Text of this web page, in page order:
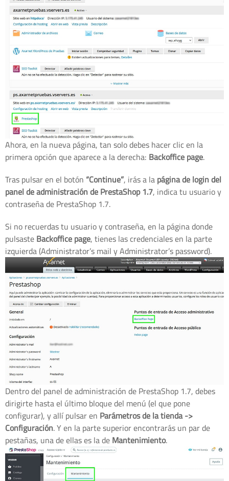
Ahora, en la nueva página, tan solo debes hacer clic en la
primera opción que aparece a la derecha: Backoffice page.
Tras pulsar en el botón “Continue”, irás a lapágina de login del
panel de administración de PrestaShop 1.7, indica tu usuario y
contraseña de PrestaShop 1.7.
Si no recuerdas tu usuario y contraseña, en la página donde
pulsasteBackoffice page, tienes las credenciales en la parte
izquierda (Administrator’s mail y Administrator’s password).
Dentro del panel de administración de PrestaShop 1.7, debes
dirigirte hasta el último bloque del menú (el que pone
configurar), y allí pulsar en Parámetros de la tienda ->
Configuración. Y en la parte superior encontrarás un par de
pestañas, una de ellas es la deMantenimiento.